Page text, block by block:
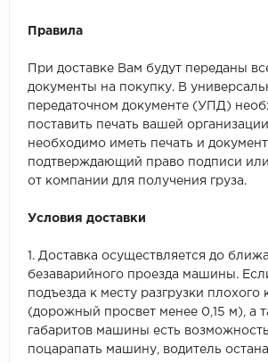
Правила
При доставке Вам будут переданы
документы на покупку. В
передаточном документе (УПД)
поставить печать вашей
необходимо иметь печать и документ,
подтверждающий право подписи
от компании для получения груза.
Условия доставки
1. Доставка осуществляется до
безаварийного проезда машины.
подъезда к месту разгрузки плохого
(дорожный просвет менее 0,15 м), а
габаритов машины есть
поцарапать машину, водитель